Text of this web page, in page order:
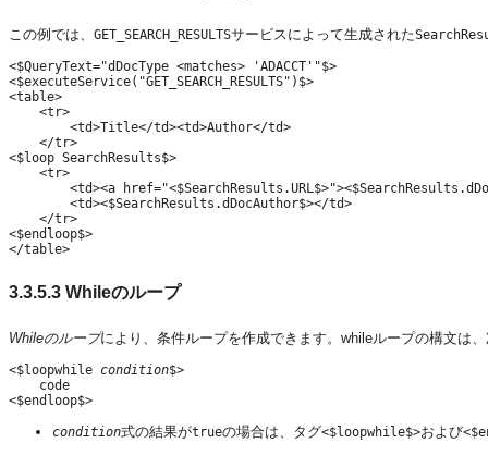
この例では、 GET_SEARCH_RESULTSサービスによって生成された
<$QueryText="dDocType <matches> 'ADACCT'"$>
<$executeService("GET_SEARCH_RESULTS")$>
<table>
    <tr>
        <td>Title</td><td>Author</td>
    </tr>
<$loop SearchResults$>
    <tr>
<td><a
        <td><$SearchResults.dDocAuthor$></td>
    </tr>
<$endloop$>
3.3.5.3 Whileのループ
Whileのループにより、条件ループを作成できます。whileループの構文は
<$loopwhile condition$>
    code
condition式の結果がtrueの場合は、タグ<$loopwhile$>および